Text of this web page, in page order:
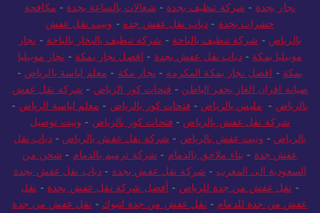
نجار بجدة - شركة تنظيف بجدة - شغالات بالساعة بجدة - مكافحة
حشرات بجدة - دباب نقل عفش جده - ونيت نقل عفش
بالرياض - شركة تنظيف بالباحة - شركة تنظيف بالبخار بالباحة - نجار
موبيليا بمكة -دباب نقل عفش بجدة - افضل نجار بمكة - نجار موبيليا
بمكة - افضل نجار بمكة المكرمة - نجار مكة - معلم لياسة بالرياض -
صيانة افران الغاز بحفر الباطن - فتحات كور الرياض - شركة نقل عفش
بالرياض - مليس بالرياض - فتحات كور بالرياض - معلم لياسة الرياض -
شركة نقل عفش بالرياض - فتحات كور بالرياض - ونيت توصيل
بالرياض - ونيت عفش بالرياض - شركة نقل عفش بالرياض -دباب نقل
عفش جدة - بناء ملاحق بالدمام - شركة ترميم بالدمام - شحن من
السعودية الى المغرب - شركة نقل عفش بجدة - دباب نقل عفش بجدة
- نقل عفش من جدة للرياض - أفضل شركة نقل عفش بجدة - نقل
عفش من جدة للدمام - نقل عفش من جدة لتبوك - نقل عفش من جدة